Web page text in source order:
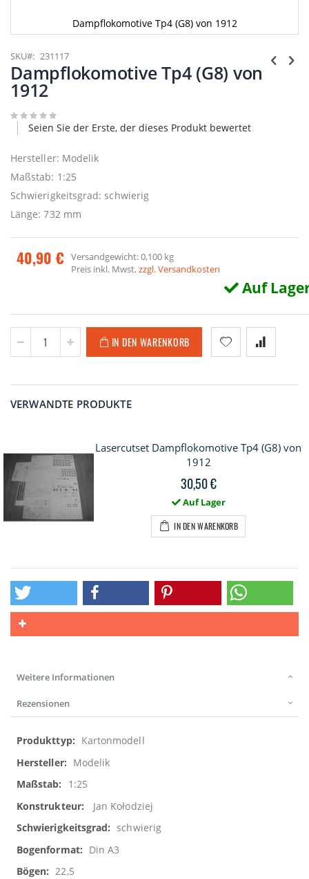
Dampflokomotive Tp4 (G8) von 1912
Anfang
der
Bildgalerie
springen
SKU 231117
Dampflokomotive Tp4 (G8) von
1912
Seien Sie der Erste, der dieses Produkt bewertet
Hersteller: Modelik
Maßstab: 1:25
Schwierigkeitsgrad: schwierig
Länge: 732 mm
40,90 € Versandgewicht: 0,100 kg
Preis inkl. Mwst,zzgl. Versandkosten
Auf
IN DEN WARENKORB
VERWANDTE PRODUKTE
Lasercutset Dampflokomotive Tp4 (G8) von
1912
30,50 €
Auf Lager
IN DEN WARENKORB
Weitere Informationen
Rezensionen
Weitere
Informationen
Kartonmodell
Modelik
1:25
Jan Kołodziej
schwierig
Din A3
22,5